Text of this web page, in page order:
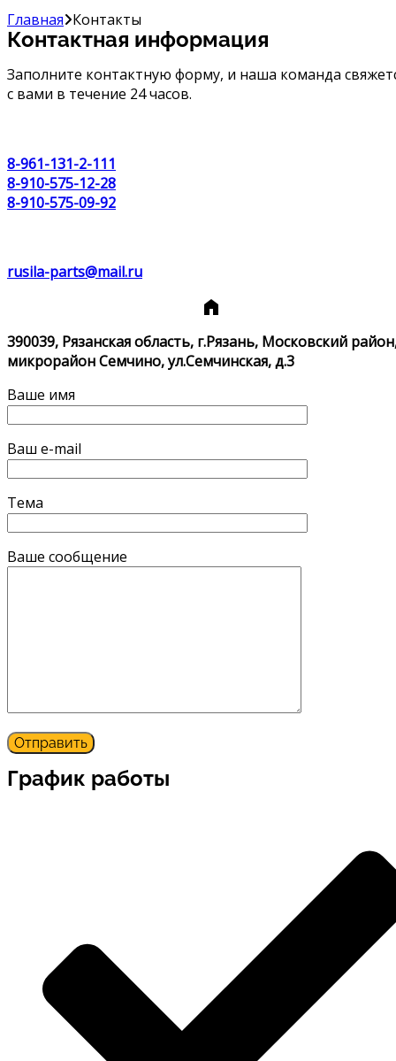
Главная Контакты
Контактная информация
Заполните контактную форму, и наша команда
с вами в течение 24 часов.
8-961-131-2-111
8-910-575-12-28
8-910-575-09-92
rusila-parts@mail.ru
390039, Рязанская область, г.Рязань, Московский
микрорайон Семчино, ул.Семчинская, д.3
Ваше имя
Ваш e-mail
Тема
Ваше сообщение
График работы